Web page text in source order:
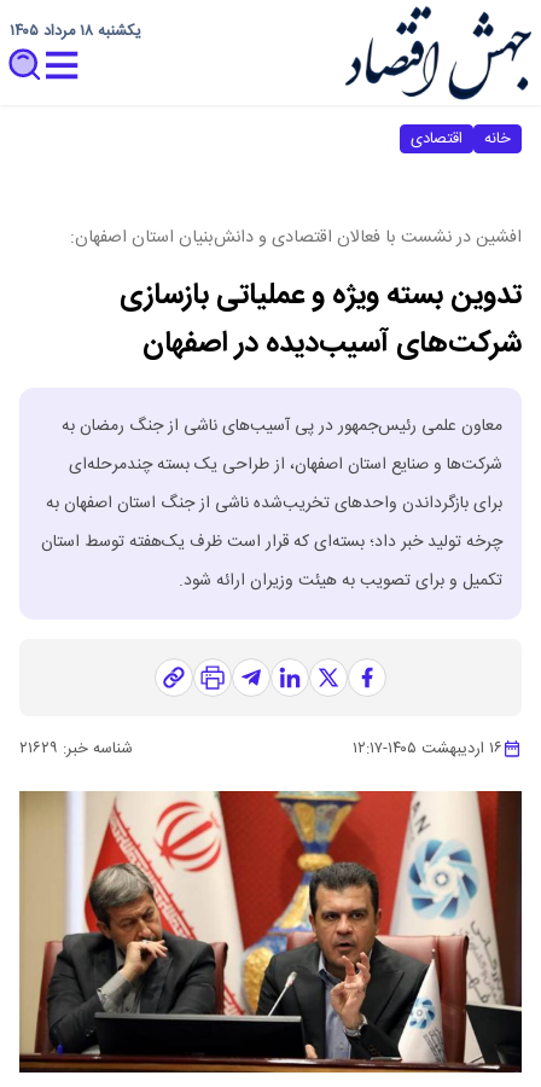
یکشنبه ۱۸ مرداد ۱۴۰۵
خانه اقتصادی
افشین در نشست با فعالان اقتصادی و دانش‌بنیان استان اصفهان:
تدوین بسته ویژه و عملیاتی بازسازی
شرکت‌های آسیب‌دیده در اصفهان
معاون علمی رئیس‌جمهور در پی آسیب‌های ناشی از جنگ رمضان به
شرکت‌ها و صنایع استان اصفهان، از طراحی یک بسته چندمرحله‌ای
برای بازگرداندن واحدهای تخریب‌شده ناشی از جنگ استان اصفهان به
چرخه تولید خبر داد؛ بسته‌ای که قرار است ظرف یک‌هفته توسط استان
تکمیل و برای تصویب به هیئت وزیران ارائه شود.
۱۶ اردیبهشت ۱۴۰۵ -۱۲:۱۷ شناسه خبر: ۲۱۶۲۹